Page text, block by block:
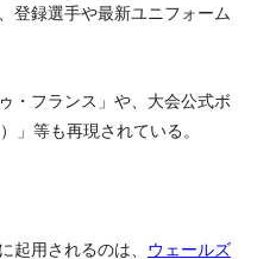
登録選手や最新ユニフォーム
・フランス」や、大会公式ボ
」等も再現されている。
起用されるのは、 ウェールズ